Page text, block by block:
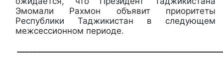
Эмомали Рахмон объявит приоритеты
Республики Таджикистан в следующем
межсессионном периоде.